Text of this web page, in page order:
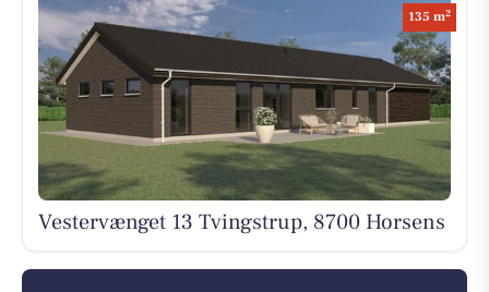
135 m2
Vestervænget 13 Tvingstrup, 8700 Horsens